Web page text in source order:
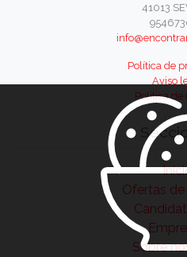
41013
Política de
Aviso
Política de
Ofertas
Sobre